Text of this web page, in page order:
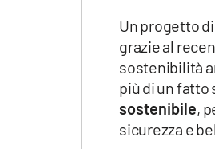
Un progetto
grazie al
sostenibilità
più di un fatto
sostenibile,
sicurezza e